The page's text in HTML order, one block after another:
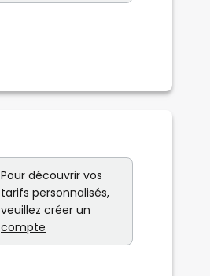
Pour découvrir vos
tarifs personnalisés,
veuillez créer un
compte